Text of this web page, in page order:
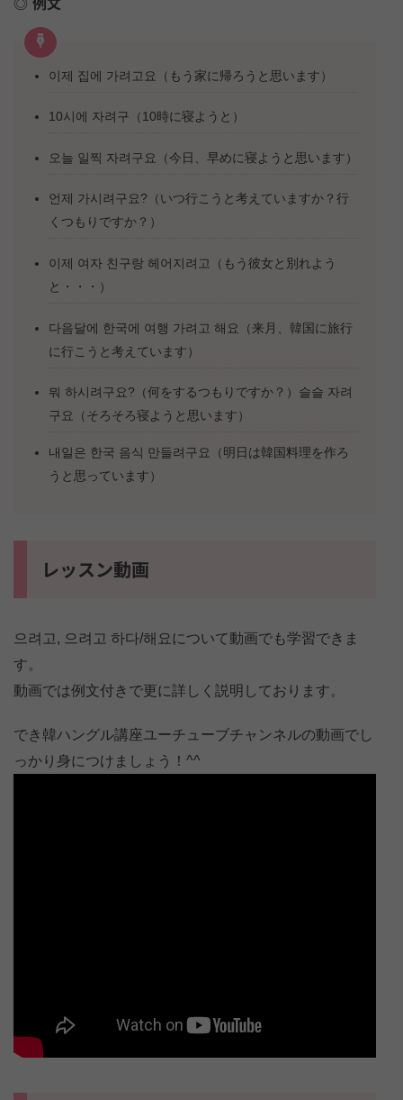
이제 집에 가려고요（もう家に帰ろうと思います）
10시에 자려구（10時に寝ようと）
오늘 일찍 자려구요（今日、早めに寝ようと思います）
언제 가시려구요?（いつ行こうと考えていますか？行
くつもりですか？）
이제 여자 친구랑 헤어지려고（もう彼女と別れよう
と・・・）
다음달에 한국에 여행 가려고 해요（来月、韓国に旅行
に行こうと考えています）
뭐 하시려구요?（何をするつもりですか？）슬슬 자려
구요（そろそろ寝ようと思います）
내일은 한국 음식 만들려구요（明日は韓国料理を作ろ
うと思っています）
レッスン動画
으려고, 으려고 하다/해요について動画でも学習できま
す。
動画では例文付きで更に詳しく説明しております。
でき韓ハングル講座ユーチューブチャンネルの動画でし
っかり身につけましょう！^^